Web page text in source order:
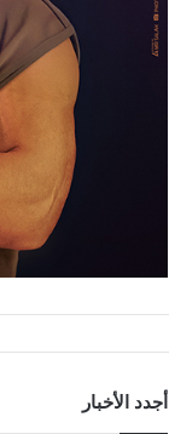
أجدد الأخبار